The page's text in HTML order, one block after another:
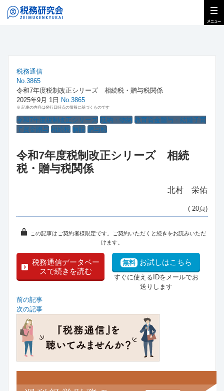
税務通信
No.3865
令和7年度税制改正シリーズ 相続税・贈与税関係
2025年9月 1日 No.3865
※ 記事の内容は発行日時点の情報に基づくものです
令和7年度税制改正シリーズ 延納・物納 教育資金贈与・結婚子育
て資金贈与 相続税 解説 贈与税
令和7年度税制改正シリーズ 相続
税・贈与税関係
北村 栄佑
( 20頁)
この記事はご契約者様限定です。ご契約いただくと続きをお読みいただ
けます。
税務通信データベー
スで続きを読む
無料 お試しはこちら
すぐに使えるIDをメールでお
送りします
前の記事
次の記事